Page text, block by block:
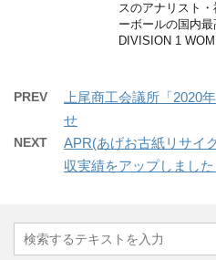
スのアナリスト
ーボールの国内
DIVISION 1
PREV
上尾商工会議所「2020
せ
NEXT
APR(あげお古紙リサイ
収実績をアップしました